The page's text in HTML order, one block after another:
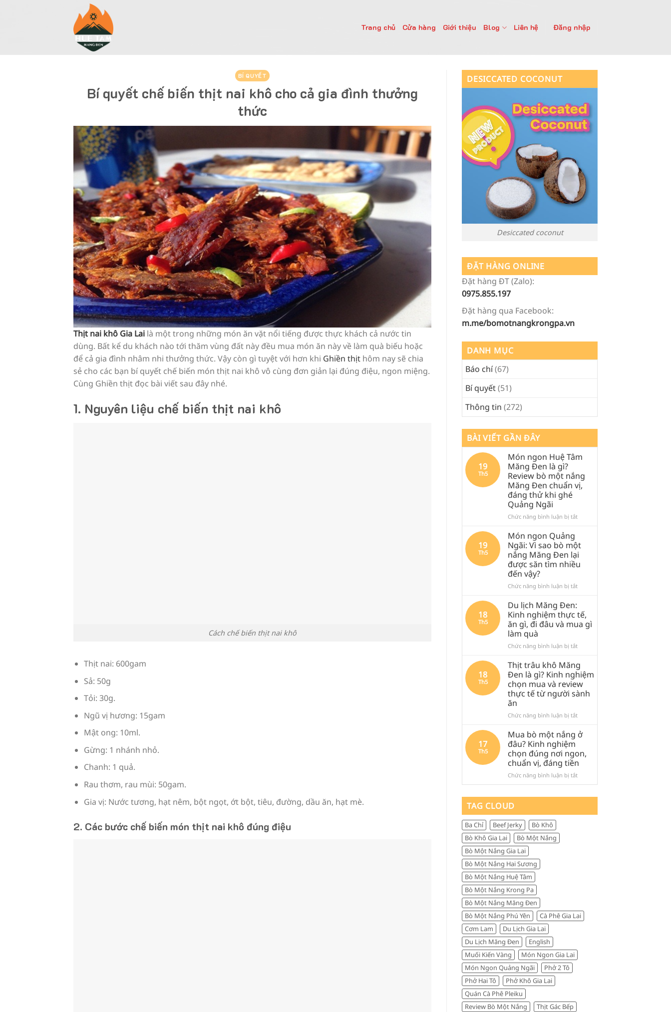
Trang chủ Cửa hàng Giới thiệu Blog Liên hệ Đăng nhập
BÍ QUYẾT
Bí quyết chế biến thịt nai khô cho cả gia đình thưởng
thức
Thịt nai khô Gia Lai là một trong những món ăn vặt nổi tiếng được thực khách cả nước tin
dùng. Bất kể du khách nào tới thăm vùng đất này đều mua món ăn này về làm quà biếu hoặc
để cả gia đình nhâm nhi thưởng thức. Vậy còn gì tuyệt với hơn khi Ghiền thịt hôm nay sẽ chia
sẻ cho các bạn bí quyết chế biến món thịt nai khô vô cùng đơn giản lại đúng điệu, ngon miệng.
Cùng Ghiền thịt đọc bài viết sau đây nhé.
1. Nguyên liệu chế biến thịt nai khô
Cách chế biến thịt nai khô
Thịt nai: 600gam
Sả: 50g
Tỏi: 30g.
Ngũ vị hương: 15gam
Mật ong: 10ml.
Gừng: 1 nhánh nhỏ.
Chanh: 1 quả.
Rau thơm, rau mùi: 50gam.
Gia vị: Nước tương, hạt nêm, bột ngọt, ớt bột, tiêu, đường, dầu ăn, hạt mè.
2. Các bước chế biến món thịt nai khô đúng điệu
DESICCATED COCONUT
Desiccated coconut
ĐẶT HÀNG ONLINE
Đặt hàng ĐT (Zalo):
0975.855.197
Đặt hàng qua Facebook:
m.me/bomotnangkrongpa.vn
DANH MỤC
Báo chí(67)
Bí quyết(51)
Thông tin (272)
BÀI VIẾT GẦN ĐÂY
19
Th5
Món ngon Huệ Tâm
Măng Đen là gì?
Review bò một nắng
Măng Đen chuẩn vị,
đáng thử khi ghé
Quảng Ngãi
Chức năng bình luận bị tắtở
Huệ
Tâm
Măng
Đen
gì?
một
nắng
Măng
chuẩn
thử
khi
ghé
Quảng
19
Th5
Món ngon Quảng
Ngãi: Vì sao bò một
nắng Măng Đen lại
được săn tìm nhiều
đến vậy?
Chức năng bình luận bị tắtở
Quảng
Ngãi:
Vì
bò
nắng
Măng
Đen
lại
được
tìm
đến
vậy?
18
Th5
Du lịch Măng Đen:
Kinh nghiệm thực tế,
ăn gì, đi đâu và mua gì
làm quà
Chức năng bình luận bị tắtở
lịch
Măng
Đen:
Kinh
nghiệm
tế,
gì,
đi
và
mua
gì
18
Th5
Thịt trâu khô Măng
Đen là gì? Kinh nghiệm
chọn mua và review
thực tế từ người sành
ăn
Chức năng bình luận bị tắtở
trâu
khô
Đen
là
gì?
Kinh
và
17
Th5
Mua bò một nắng ở
đâu? Kinh nghiệm
chọn đúng nơi ngon,
chuẩn vị, đáng tiền
Chức năng bình luận bị tắtở
Mua
ở
tiền
TAG CLOUD
Ba Chỉ Beef Jerky
Bò Khô
Bò Khô Gia Lai
Bò Một Nắng
Bò Một Nắng Gia Lai
Bò Một Nắng Hai Sương
Bò Một Nắng Huệ Tâm
Bò Một Nắng Krong Pa
Bò Một Nắng Măng Đen
Bò Một Nắng Phú Yên
Cà Phê Gia Lai
Cơm Lam
Du Lịch Gia Lai
Du Lịch Măng Đen
English
Muối Kiến Vàng
Món Ngon Gia Lai
Món Ngon Quảng Ngãi
Phở 2 Tô
Phở Hai Tô
Phở Khô Gia Lai
Quán Cà Phê Pleiku
Review Bò Một Nắng
Thịt Gác Bếp